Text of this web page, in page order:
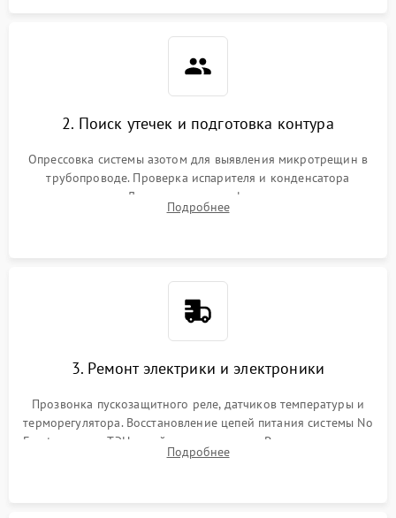
2. Поиск утечек и подготовка контура
Опрессовка системы азотом для выявления микротрещин в
трубопроводе. Проверка испарителя и конденсатора
течеискателем. Демонтаж старого фильтра-осушителя и
продувка капиллярной трубки для устранения засоров.
Подробнее
3. Ремонт электрики и электроники
Прозвонка пускозащитного реле, датчиков температуры и
терморегулятора. Восстановление цепей питания системы No
Frost, включая ТЭН оттайки и вентилятор. Ремонт или замена
платы управления при сбоях алгоритмов.
Подробнее